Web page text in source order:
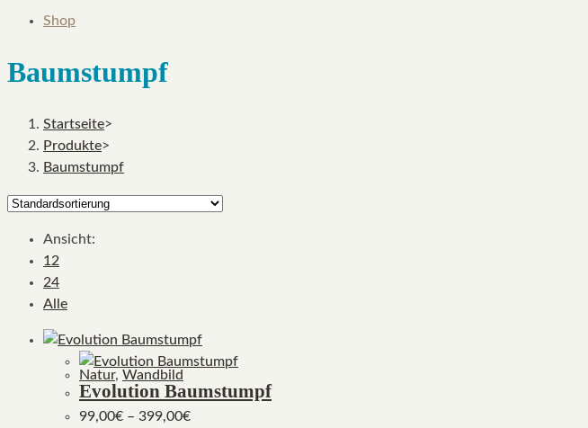
Shop
Baumstumpf
Startseite>
Produkte>
Baumstumpf
Ansicht:
12
24
Alle
Natur, Wandbild
Evolution Baumstumpf
99,00€ – 399,00€